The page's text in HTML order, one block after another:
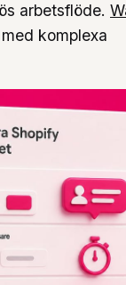
arbetsflöde.
komplexa